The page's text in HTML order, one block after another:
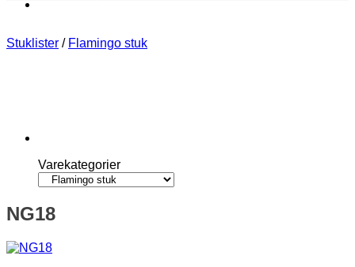
Stuklister / Flamingo stuk
Varekategorier
NG18